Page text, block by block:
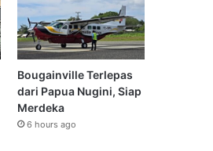
Bougainville Terlepas
dari Papua Nugini, Siap
Merdeka
6 hours ago